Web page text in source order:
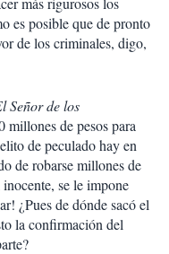
es posible que de pronto
de los criminales, digo,
Señor de los
millones de pesos para
de peculado hay en
de robarse millones de
se le impone
¿Pues de dónde sacó el
la confirmación del